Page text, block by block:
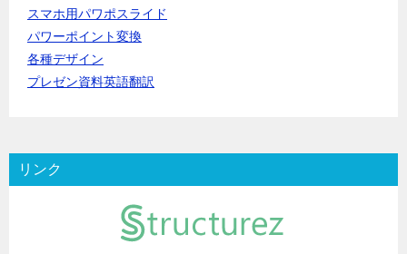
スマホ用パワポスライド
パワーポイント変換
各種デザイン
プレゼン資料英語翻訳
リンク